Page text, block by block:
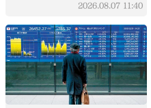
2026.08.07 11:40